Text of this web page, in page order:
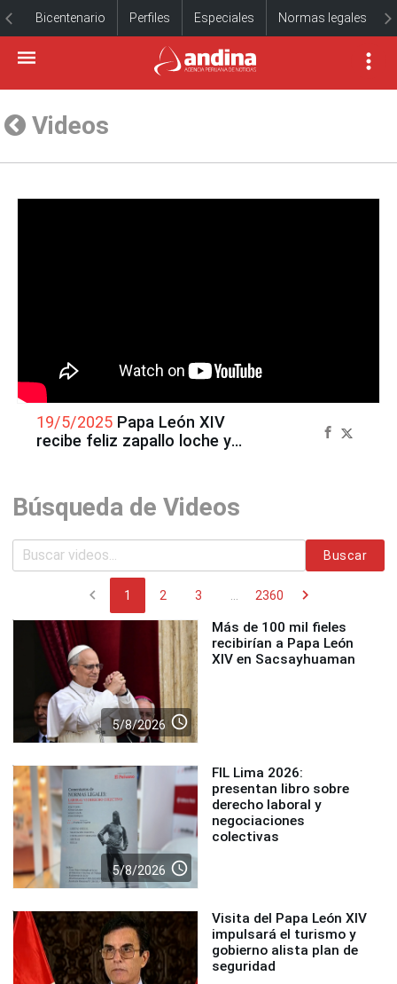
Bicentenario Perfiles Especiales Normas legales
Videos
19/5/2025 Papa León XIV
recibe feliz zapallo loche y
Búsqueda de Videos
Buscar
chevron_left 1 2 3 2360 chevron_right
5/8/2026 access_time
Más de 100 mil fieles
recibirían a Papa León
XIV en Sacsayhuaman
5/8/2026 access_time
FIL Lima 2026:
presentan libro sobre
derecho laboral y
negociaciones
colectivas
Visita del Papa León XIV
impulsará el turismo y
gobierno alista plan de
seguridad